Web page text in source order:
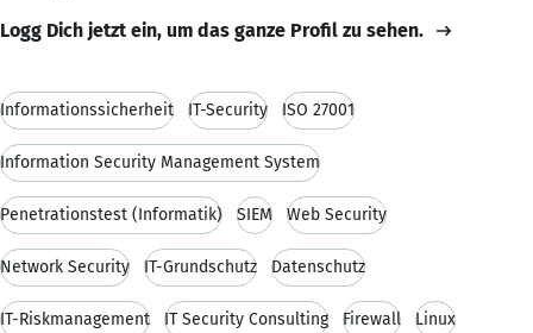
Logg Dich jetzt ein, um das ganze Profil zu sehen.
Informationssicherheit IT-Security ISO 27001
Information Security Management System
Penetrationstest (Informatik) SIEM Web Security
Network Security IT-Grundschutz Datenschutz
IT-Riskmanagement IT Security Consulting Firewall Linux